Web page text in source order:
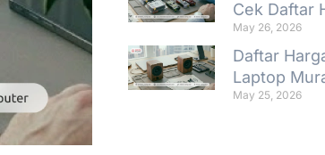
Cek Daftar
May 26, 2026
Daftar
Laptop
May 25, 2026